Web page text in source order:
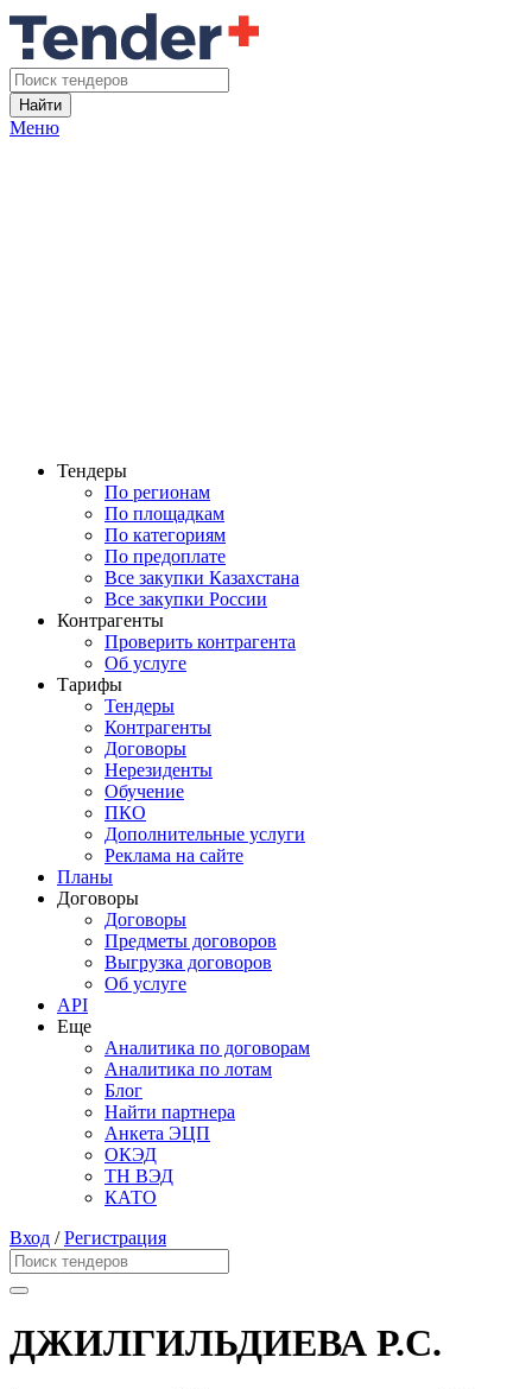
Найти
Меню
Тендеры
По регионам
По площадкам
По категориям
По предоплате
Все закупки Казахстана
Все закупки России
Контрагенты
Проверить контрагента
Об услуге
Тарифы
Тендеры
Контрагенты
Договоры
Нерезиденты
Обучение
ПКО
Дополнительные услуги
Реклама на сайте
Планы
Договоры
Договоры
Предметы договоров
Выгрузка договоров
Об услуге
API
Еще
Аналитика по договорам
Аналитика по лотам
Блог
Найти партнера
Анкета ЭЦП
ОКЭД
ТН ВЭД
КАТО
Вход /Регистрация
ДЖИЛГИЛЬДИЕВА Р.С.